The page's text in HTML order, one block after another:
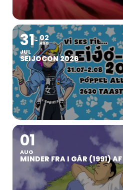
31
JUL
02
AUG
SEIJOCON 2026
01
AUG
MINDER FRA I GÅR (1991)